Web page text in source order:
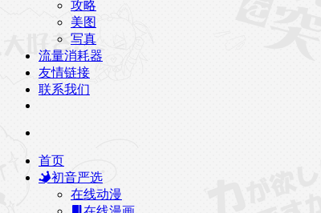
攻略
美图
写真
流量消耗器
友情链接
联系我们
首页
初音严选
在线动漫